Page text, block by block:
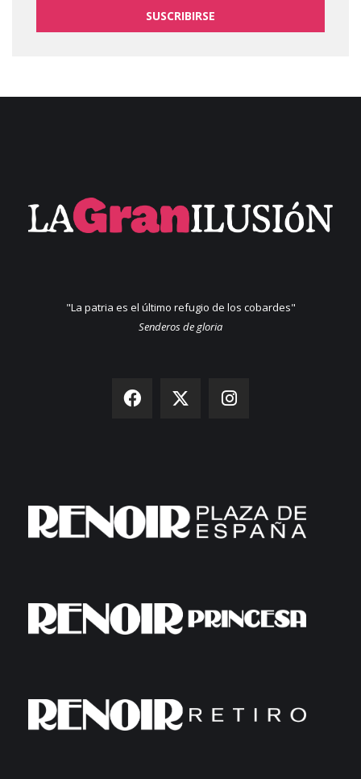
SUSCRIBIRSE
"La patria es el último refugio de los cobardes"
Senderos de gloria